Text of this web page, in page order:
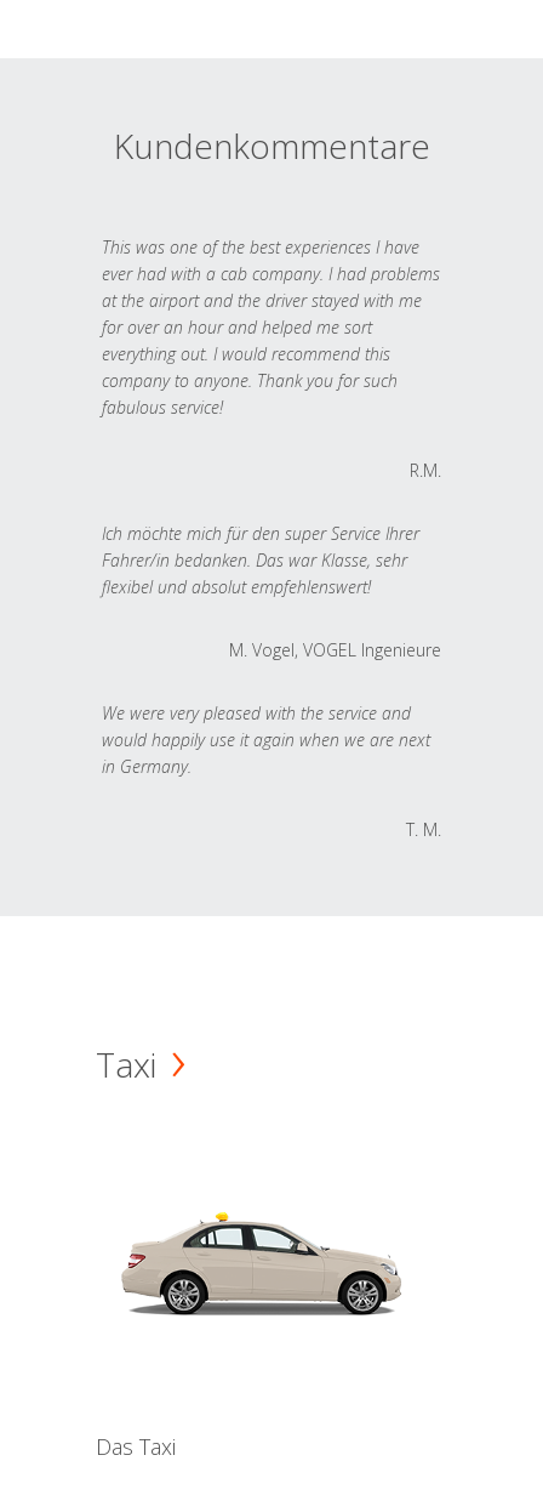
Kundenkommentare
This was one of the best experiences I have
ever had with a cab company. I had problems
at the airport and the driver stayed with me
for over an hour and helped me sort
everything out. I would recommend this
company to anyone. Thank you for such
fabulous service!
R.M.
Ich möchte mich für den super Service Ihrer
Fahrer/in bedanken. Das war Klasse, sehr
flexibel und absolut empfehlenswert!
M. Vogel, VOGEL Ingenieure
We were very pleased with the service and
would happily use it again when we are next
in Germany.
T. M.
Taxi
Das Taxi